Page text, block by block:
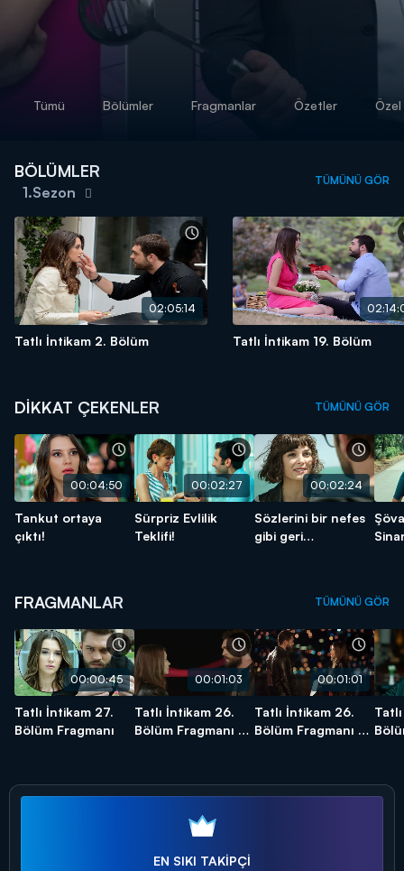
Tümü Bölümler Fragmanlar Özetler
BÖLÜMLER
1.Sezon
TÜMÜNÜ GÖR
02:05:14
Tatlı İntikam 2. Bölüm Tatlı İntikam 19. Bölüm
DİKKAT ÇEKENLER TÜMÜNÜ GÖR
00:04:50
Tankut ortaya
çıktı!
00:02:27
Sürpriz Evlilik
Teklifi!
00:02:24
Sözlerini bir nefes
gibi geri
FRAGMANLAR TÜMÜNÜ GÖR
00:00:45
Tatlı İntikam 27.
Bölüm Fragmanı
00:01:03
Tatlı İntikam 26.
Bölüm Fragmanı -
00:01:01
Tatlı İntikam 26.
Bölüm Fragmanı -
EN SIKI TAKİPÇİ